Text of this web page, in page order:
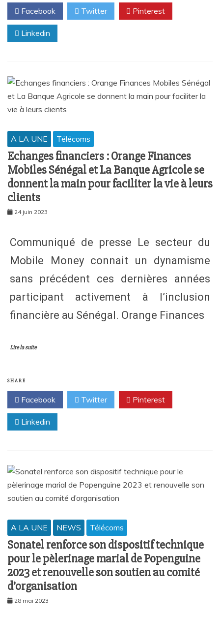
Facebook Twitter Pinterest
Linkedin
A LA UNE Télécoms
Echanges financiers : Orange Finances
Mobiles Sénégal et La Banque Agricole se
donnent la main pour faciliter la vie à leurs
clients
24 juin 2023
Communiqué de presse Le secteur du
Mobile Money connait un dynamisme
sans précédent ces dernières années
participant activement à l’inclusion
financière au Sénégal. Orange Finances
Lire la suite
SHARE
Facebook Twitter Pinterest
Linkedin
A LA UNE NEWS Télécoms
Sonatel renforce son dispositif technique
pour le pèlerinage marial de Popenguine
2023 et renouvelle son soutien au comité
d’organisation
28 mai 2023